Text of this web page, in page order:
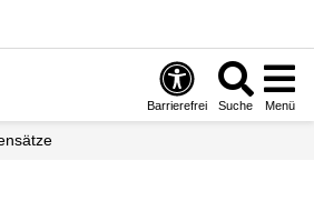
Barrierefrei Suche Menü